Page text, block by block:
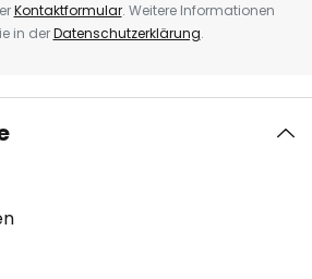
Kontaktformular. Weitere Informationen
in derDatenschutzerklärung.